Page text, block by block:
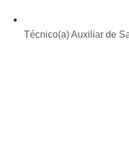
Técnico(a) Auxiliar de